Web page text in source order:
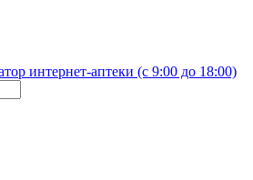
интернет-аптеки (с 9:00 до 18:00)